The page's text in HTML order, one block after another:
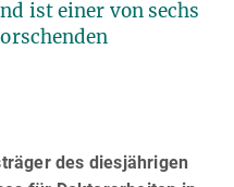
ist einer von sechs
des diesjährigen